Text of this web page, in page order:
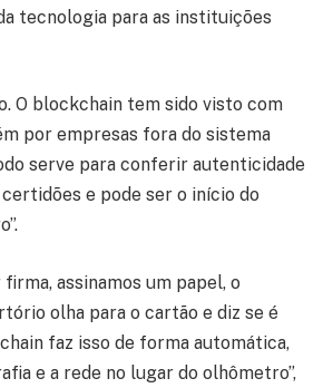
tecnologia para as instituições
O blockchain tem sido visto com
por empresas fora do sistema
serve para conferir autenticidade
e pode ser o início do
assinamos um papel, o
olha para o cartão e diz se é
faz isso de forma automática,
e a rede no lugar do olhômetro”,